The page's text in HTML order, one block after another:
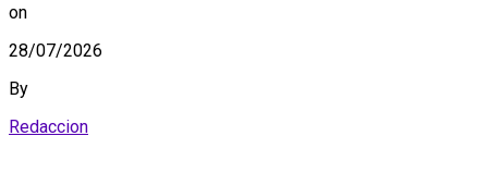
on
28/07/2026
By
Redaccion